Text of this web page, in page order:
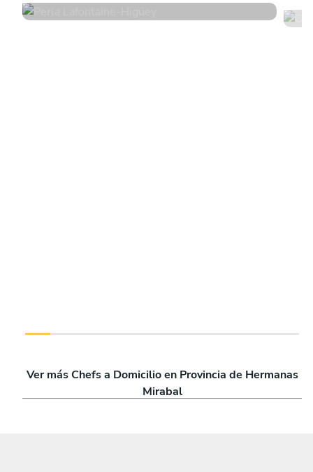
Ver más Chefs a Domicilio en Provincia de Hermanas
Mirabal